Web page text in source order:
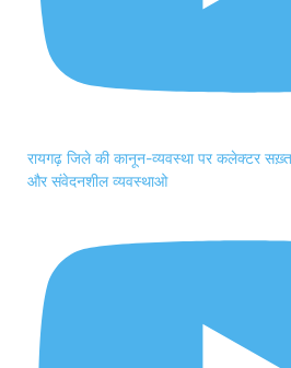
रायगढ़ जिले की कानून-व्यवस्था पर कलेक्टर
और संवेदनशील व्यवस्थाओ